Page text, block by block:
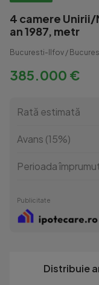
4 camere
an 1987, metr
Bucuresti-Ilfov /
385.000 €
Rată estimată
Avans (15%)
Perioada
Publicitate
Distribuie